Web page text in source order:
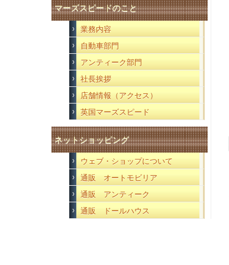
マーズスピードのこと
業務内容
自動車部門
アンティーク部門
社長挨拶
店舗情報（アクセス）
英国マーズスピード
ネットショッピング
ウェブ・ショップについて
通販 オートモビリア
通販 アンティーク
通販 ドールハウス